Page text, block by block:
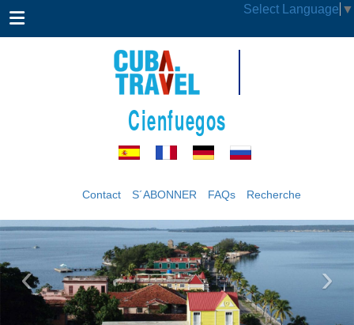
Select Language ▼
Cienfuegos
Contact S´ABONNER FAQs Recherche
‹ ›